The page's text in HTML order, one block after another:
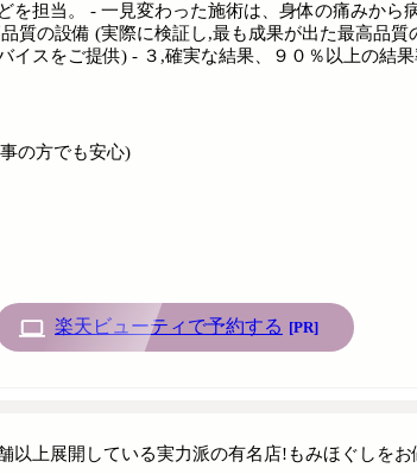
を担当。 - 一見変わった施術は、身体の痛みか
質の設備 (実際に検証し,最も成果が出た最高品
イスをご提供) - ３,確実な結果、９０％以上の結
の方でも安心)
楽天ビューティで予約する [PR]
以上展開している実力派の有名店!もみほぐしを